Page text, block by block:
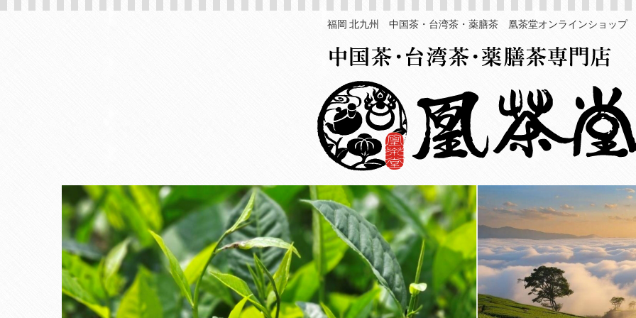
福岡 北九州 中国茶・台湾茶・薬膳茶 凰茶堂オンラインショップ